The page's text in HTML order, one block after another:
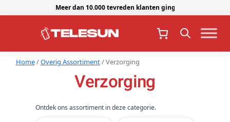
Meer dan 10.000 tevreden klanten gingen je voor.
Home/Overig Assortiment/ Verzorging
Verzorging
Ontdek ons assortiment in deze categorie.